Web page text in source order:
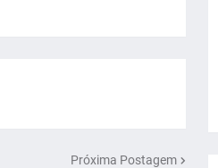
Próxima Postagem